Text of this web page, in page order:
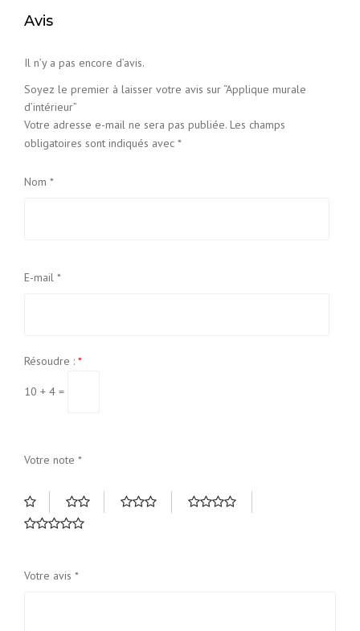
Avis
Il n’y a pas encore d’avis.
Soyez le premier à laisser votre avis sur “Applique murale
d’intérieur”
Votre adresse e-mail ne sera pas publiée. Les champs
obligatoires sont indiqués avec *
Nom *
E-mail *
Résoudre : *
10 + 4 =
Votre note *
Votre avis *